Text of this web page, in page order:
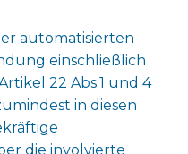
automatisierten
einschließlich
22 Abs.1 und 4
in diesen
die involvierte